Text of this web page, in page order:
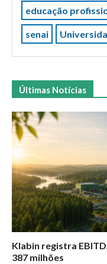
educação
senai
Últimas Notícias
Klabin registra
387 milhões